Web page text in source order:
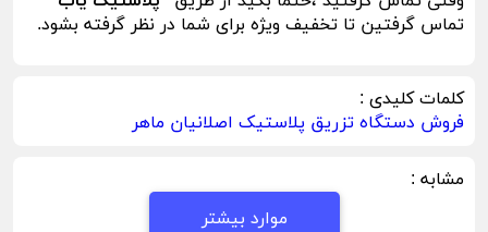
تماس گرفتین تا تخفیف ویژه برای شما در نظر گرفته بشود.
کلمات کلیدی :
فروش دستگاه تزریق پلاستیک اصلانیان ماهر
مشابه :
موارد بیشتر